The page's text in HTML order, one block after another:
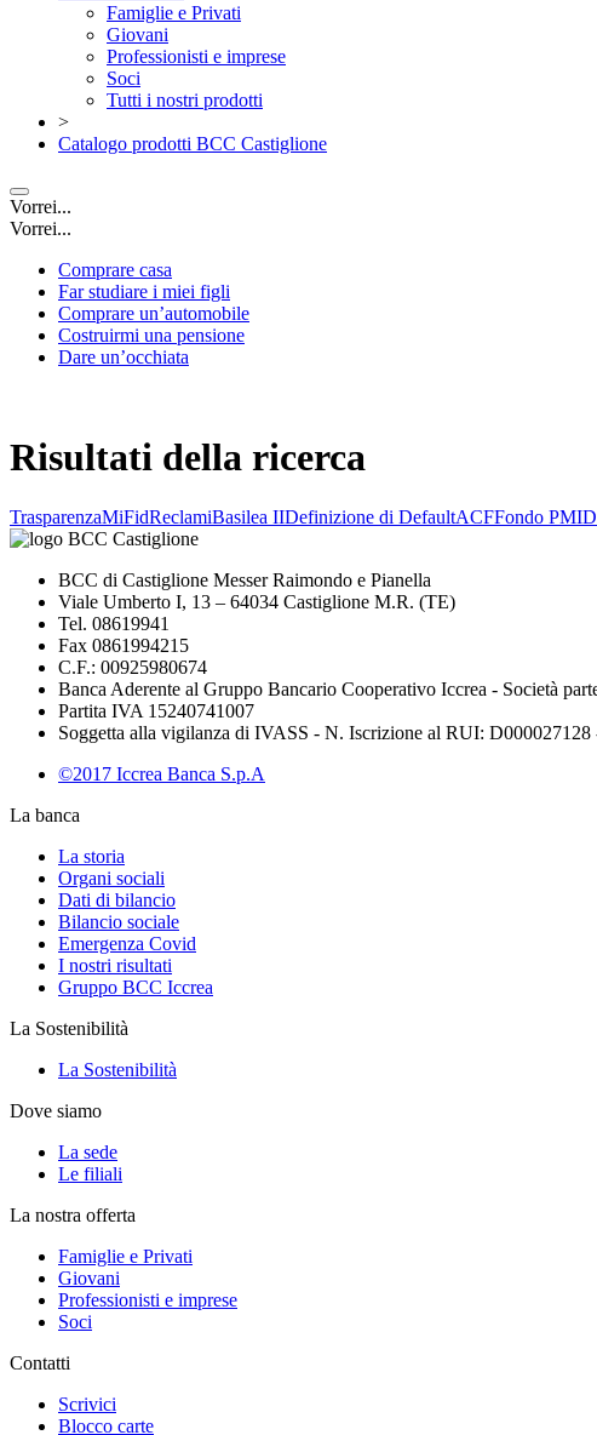
Famiglie e Privati
Giovani
Professionisti e imprese
Soci
Tutti i nostri prodotti
>
Catalogo prodotti BCC Castiglione
Vorrei...
Vorrei...
Comprare casa
Far studiare i miei figli
Comprare un’automobile
Costruirmi una pensione
Dare un’occhiata
Risultati della ricerca
TrasparenzaMiFidReclamiBasilea IIDefinizione di DefaultACFFondo PMI
BCC di Castiglione Messer Raimondo e Pianella
Viale Umberto I, 13 – 64034 Castiglione M.R. (TE)
Tel. 08619941
Fax 0861994215
C.F.: 00925980674
Banca Aderente al Gruppo Bancario Cooperativo Iccrea - Società
Partita IVA 15240741007
Soggetta alla vigilanza di IVASS - N. Iscrizione al RUI:
©2017 Iccrea Banca S.p.A
La banca
La storia
Organi sociali
Dati di bilancio
Bilancio sociale
Emergenza Covid
I nostri risultati
Gruppo BCC Iccrea
La Sostenibilità
La Sostenibilità
Dove siamo
La sede
Le filiali
La nostra offerta
Famiglie e Privati
Giovani
Professionisti e imprese
Soci
Contatti
Scrivici
Blocco carte